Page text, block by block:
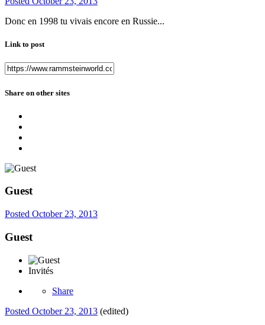
Donc en 1998 tu vivais encore en Russie...
Link to post
Share on other sites
Guest
Posted October 23, 2013
Guest
Invités
Share
Posted October 23, 2013 (edited)